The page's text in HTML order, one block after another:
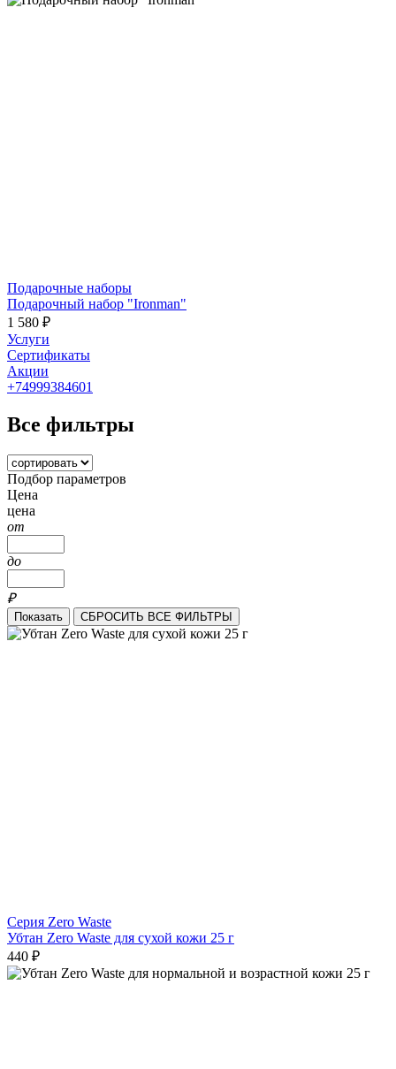
Подарочные наборы
Подарочный набор "Ironman"
1 580 ₽
Услуги
Сертификаты
Акции
+74999384601
Все фильтры
Подбор параметров
Цена
цена
от
до
₽
Серия Zero Waste
Убтан Zero Waste для сухой кожи 25 г
440 ₽